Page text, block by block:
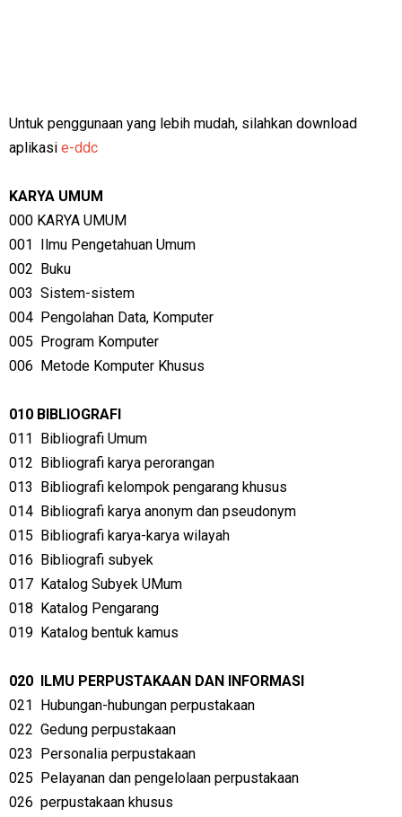
Untuk penggunaan yang lebih mudah, silahkan download
aplikasi e-ddc
KARYA UMUM
000 KARYA UMUM
001 Ilmu Pengetahuan Umum
002 Buku
003 Sistem-sistem
004 Pengolahan Data, Komputer
005 Program Komputer
006 Metode Komputer Khusus
010 BIBLIOGRAFI
011 Bibliografi Umum
012 Bibliografi karya perorangan
013 Bibliografi kelompok pengarang khusus
014 Bibliografi karya anonym dan pseudonym
015 Bibliografi karya-karya wilayah
016 Bibliografi subyek
017 Katalog Subyek UMum
018 Katalog Pengarang
019 Katalog bentuk kamus
020 ILMU PERPUSTAKAAN DAN INFORMASI
021 Hubungan-hubungan perpustakaan
022 Gedung perpustakaan
023 Personalia perpustakaan
025 Pelayanan dan pengelolaan perpustakaan
026 perpustakaan khusus